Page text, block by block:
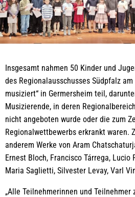
Insgesamt nahmen 50 Kinder und
des Regionalausschusses Südpfalz
musiziert“ in Germersheim teil,
Musizierende, in deren
nicht angeboten wurde oder die zum
Regionalwettbewerbs erkrankt waren.
anderem Werke von Aram
Ernest Bloch, Francisco Tárrega, Lucio
Maria Saglietti, Silvester Levay, Varl
„Alle Teilnehmerinnen und